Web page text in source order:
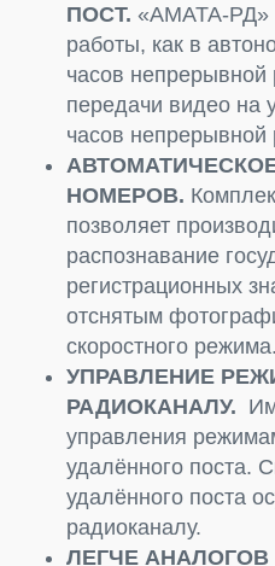
ПОСТ. «АМАТА-РД»
работы, как в
часов
передачи видео на
часов непрерывной
НОМЕРОВ.
позволяет
распознавание
регистрационных
отснятым
скоростного режима.
УПРАВЛЕНИЕ
РАДИОКАНАЛУ.
управления
удалённого поста.
удалённого поста
радиоканалу.
ЛЕГЧЕ АНАЛОГОВ